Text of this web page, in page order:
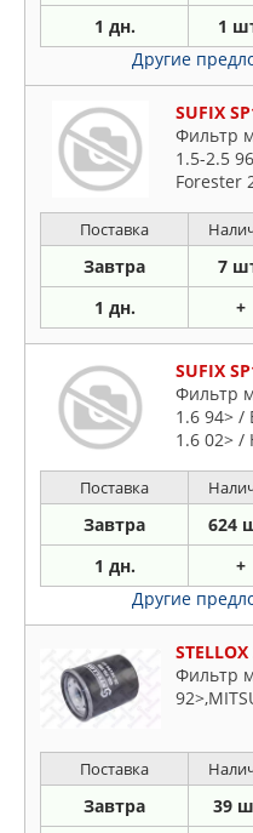
1 дн. 1
Другие
SUFIX
Фильтр
1.5-2.5
Forester
Поставка
Завтра 7
1 дн. +
SUFIX
Фильтр
1.6 94> /
1.6 02> /
Поставка
Завтра 624
1 дн. +
Другие
Фильтр
Поставка
Завтра 39